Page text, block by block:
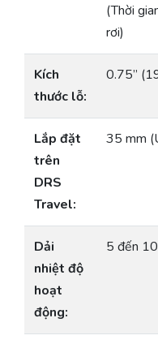
(Thời
rơi)
Kích
thước lỗ:
0.75”
Lắp đặt
trên
DRS
Travel:
35 mm
Dải
nhiệt độ
hoạt
động:
5 đến